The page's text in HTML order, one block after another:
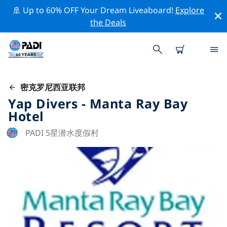
🚢 Up to 60% OFF Your Dream Liveaboard! Explore
the Deals
密克罗尼西亚联邦
Yap Divers - Manta Ray Bay
Hotel
PADI 5星潜水度假村